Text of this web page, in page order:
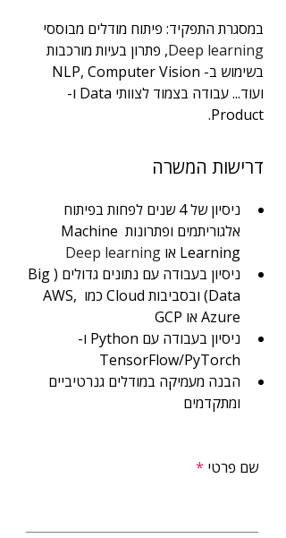
במסגרת התפקיד: פיתוח מודלים מבוססי
Deep learning, פתרון בעיות מורכבות
ועוד... עבודה בצמוד לצוותי Data ו-
Product.
דרישות המשרה
ניסיון של 4 שנים לפחות בפיתוח
אלגוריתמים ופתרונות Machine
Learning או
Deep learning
ניסיון בעבודה עם נתונים גדולים (Big
Data) ובסביבות Cloud כמו AWS,
Azure או GCP
ניסיון בעבודה עם Python ו-
TensorFlow/PyTorch
הבנה מעמיקה במודלים גנרטיביים
ומתקדמים
שם פרטי